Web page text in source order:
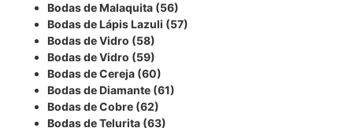
Bodas de Malaquita (56)
Bodas de Lápis Lazuli (57)
Bodas de Vidro (58)
Bodas de Vidro (59)
Bodas de Cereja (60)
Bodas de Diamante (61)
Bodas de Cobre (62)
Bodas de Telurita (63)